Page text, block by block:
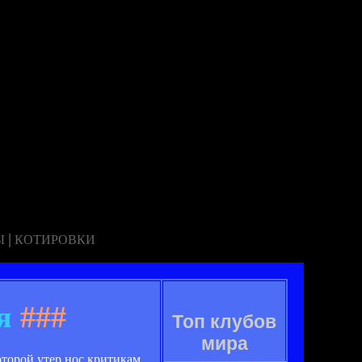
| КОТИРОВКИ
###
утер нос критикам,
Топ клубов
мира